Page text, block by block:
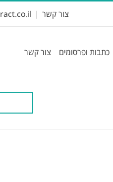
צור קשר |
כתבות ופרסומים צור קשר